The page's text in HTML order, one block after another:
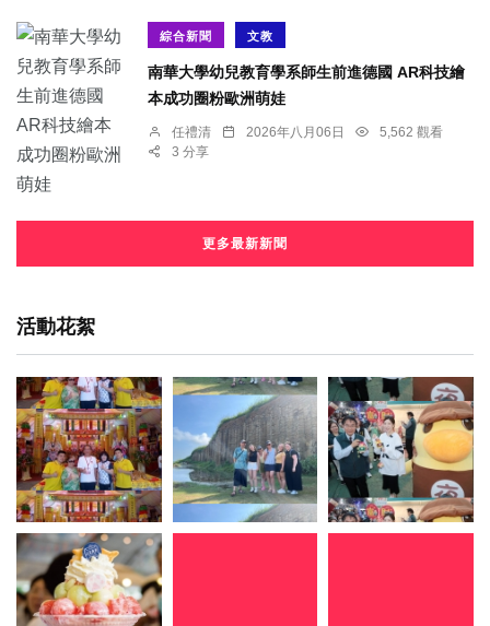
綜合新聞 文教
南華大學幼兒教育學系師生前進德國 AR科技繪
本成功圈粉歐洲萌娃
任禮清 2026年八月06日
5,562 觀看
3 分享
更多最新新聞
活動花絮